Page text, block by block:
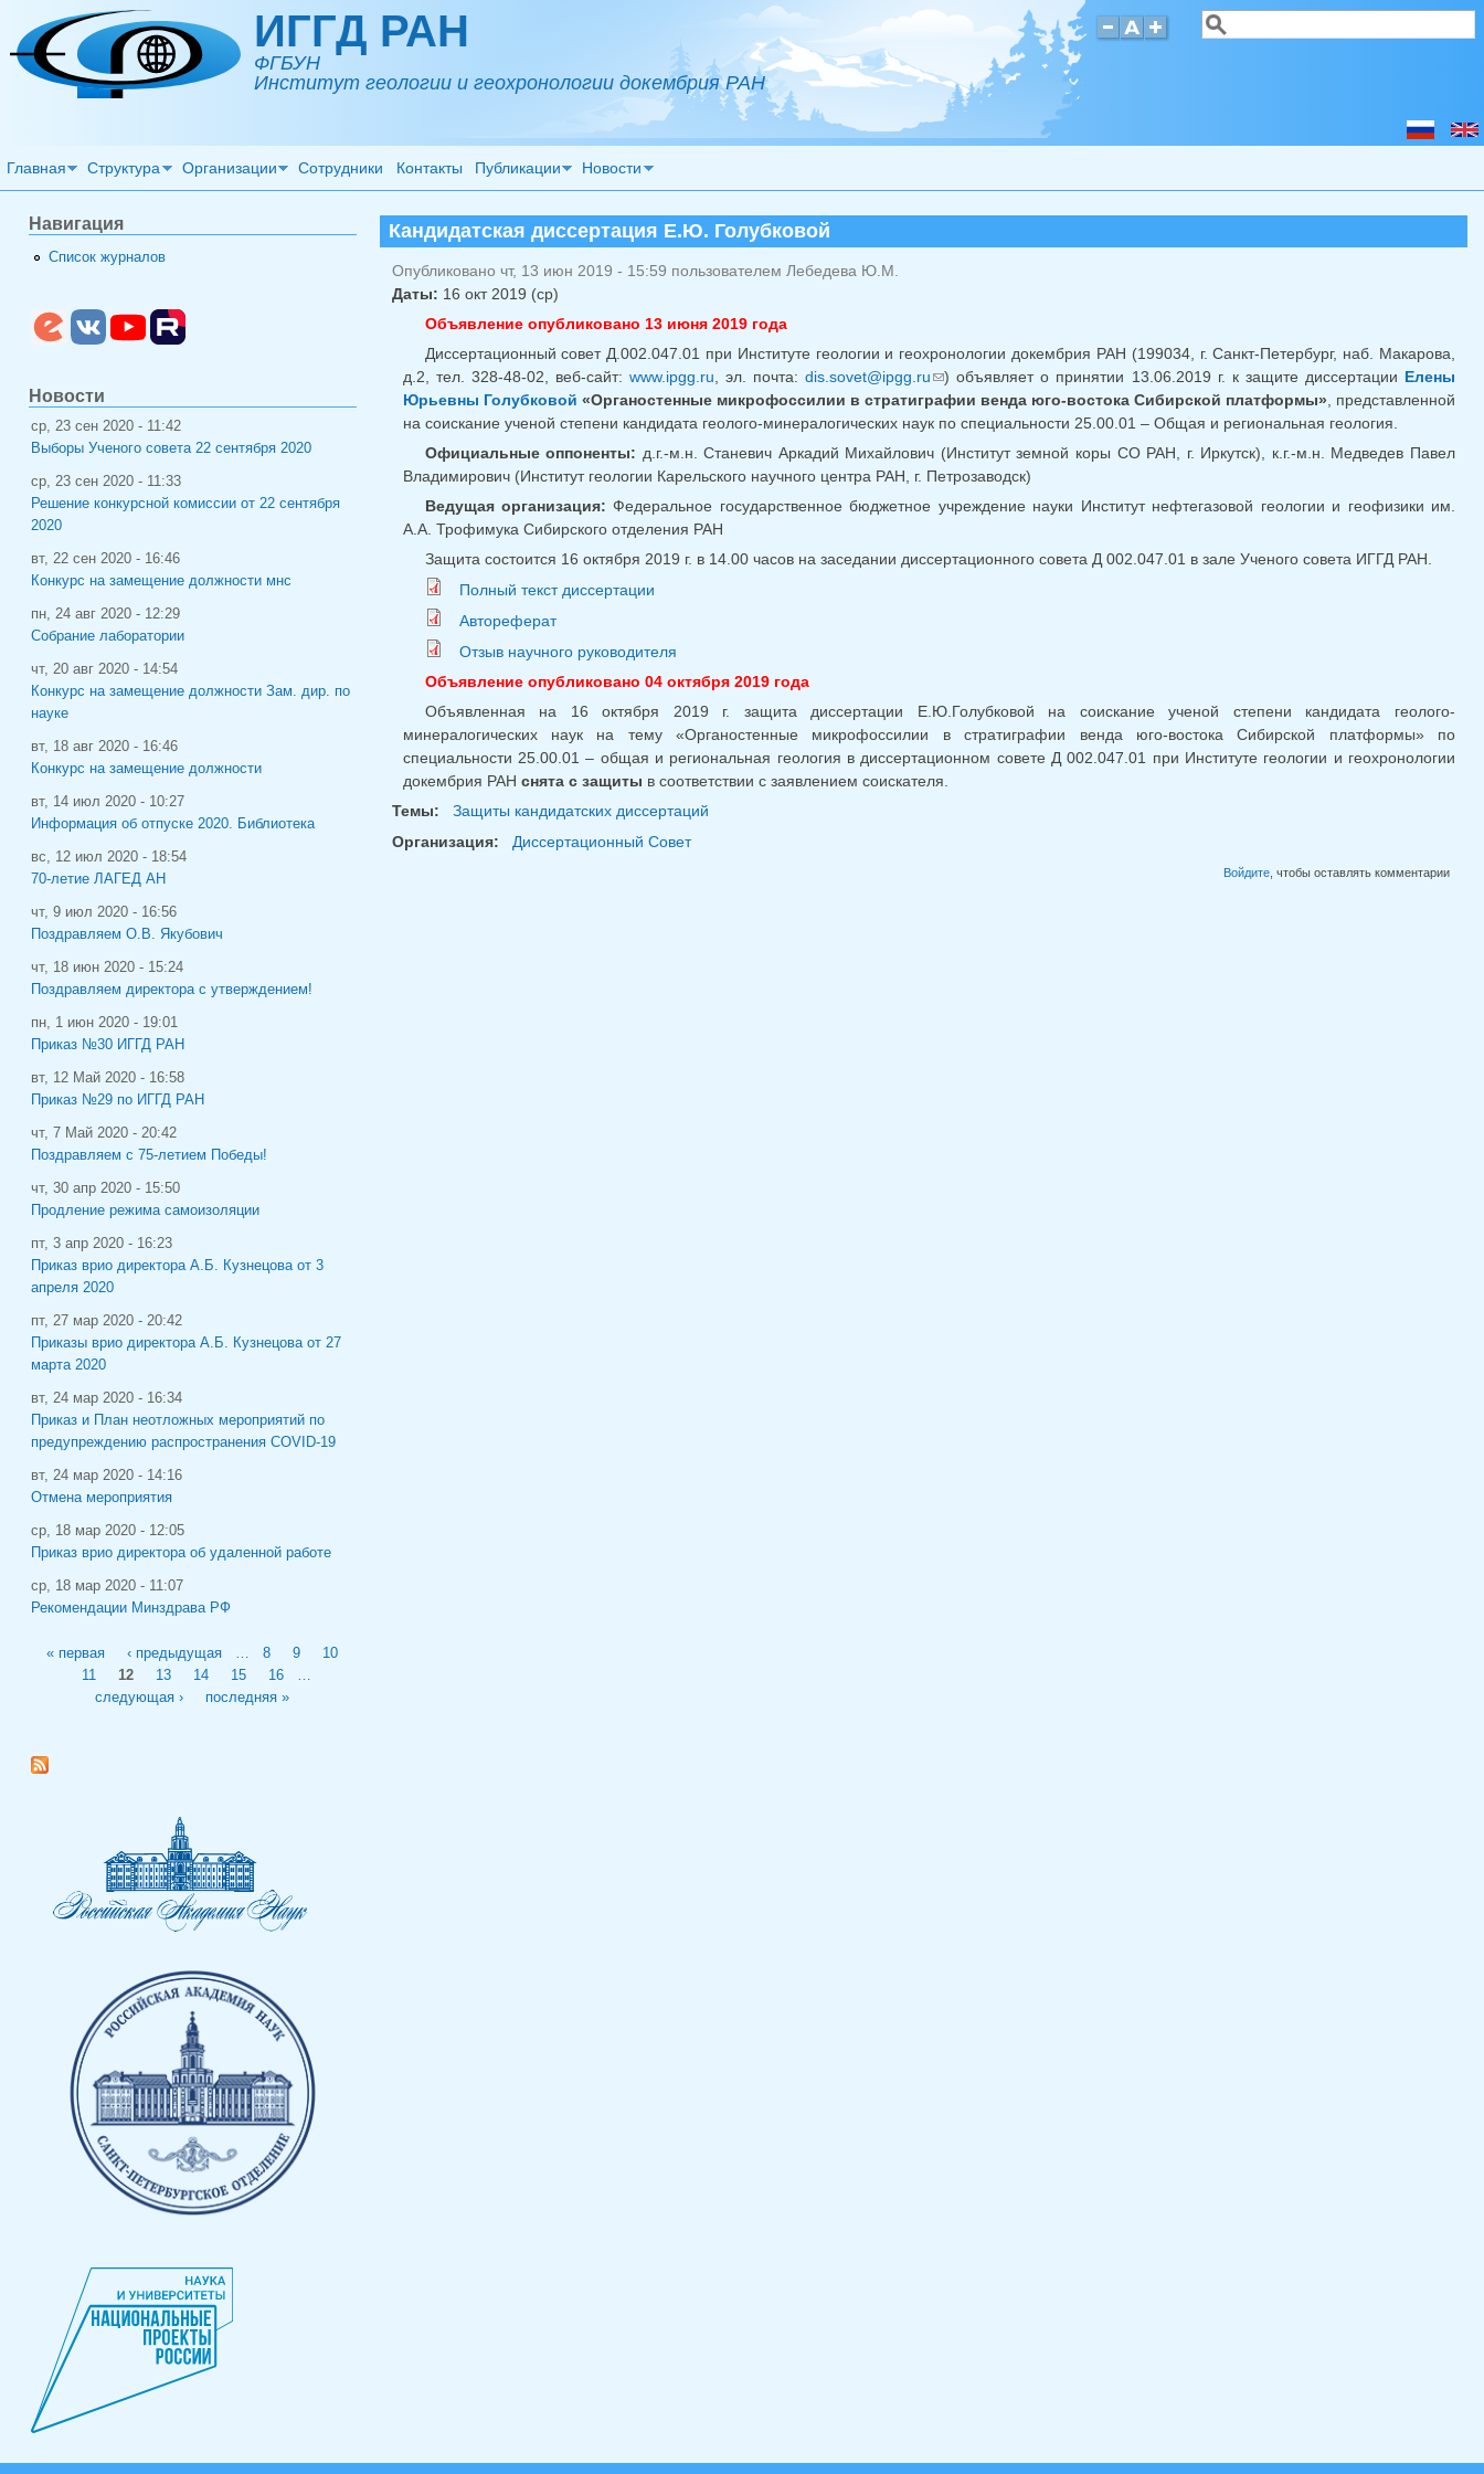
Перейти к основному содержанию ИГГД РАН
ФГБУН
Институт геологии и геохронологии докембрия РАН
Форма поиска
Поиск
Главная Структура Организации Сотрудники Контакты Публикации Новости
Кандидатская диссертация Е.Ю. Голубковой
Опубликовано чт, 13 июн 2019 - 15:59 пользователем Лебедева Ю.М.
Даты: 16 окт 2019 (ср)
Объявление опубликовано 13 июня 2019 года
Диссертационный совет Д.002.047.01 при Институте геологии и геохронологии докембрия РАН (199034, г. Санкт-Петербург, наб. Макарова,
д.2, тел. 328-48-02, веб-сайт: www.ipgg.ru, эл. почта:dis.sovet@ipgg.ru (ссылка для отправки email)
) объявляет о принятии 13.06.2019 г. к защите диссертации Елены
Юрьевны Голубковой «Органостенные микрофоссилии в стратиграфии венда юго-востока Сибирской платформы», представленной
на соискание ученой степени кандидата геолого-минералогических наук по специальности 25.00.01 – Общая и региональная геология.
Официальные оппоненты: д.г.-м.н. Станевич Аркадий Михайлович (Институт земной коры СО РАН, г. Иркутск), к.г.-м.н. Медведев Павел
Владимирович (Институт геологии Карельского научного центра РАН, г. Петрозаводск)
Ведущая организация:Федеральное государственное бюджетное учреждение науки Институт нефтегазовой геологии и геофизики им.
А.А. Трофимука Сибирского отделения РАН
Защита состоится 16 октября 2019 г. в 14.00 часов на заседании диссертационного совета Д 002.047.01 в зале Ученого совета ИГГД РАН.
Полный текст диссертации
Автореферат
Отзыв научного руководителя
Объявление опубликовано 04 октября 2019 года
Объявленная на 16 октября 2019 г. защита диссертации Е.Ю.Голубковой на соискание ученой степени кандидата геолого-
минералогических наук на тему «Органостенные микрофоссилии в стратиграфии венда юго-востока Сибирской платформы» по
специальности 25.00.01 – общая и региональная геология в диссертационном совете Д 002.047.01 при Институте геологии и геохронологии
докембрия РАН снята с защиты в соответствии с заявлением соискателя.
Темы:
Защиты кандидатских диссертаций
Организация:
Диссертационный Совет
Войдите, чтобы оставлять комментарии
Навигация
Список журналов
Новости
ср, 23 сен 2020 - 11:42
Выборы Ученого совета 22 сентября 2020
ср, 23 сен 2020 - 11:33
Решение конкурсной комиссии от 22 сентября
2020
вт, 22 сен 2020 - 16:46
Конкурс на замещение должности мнс
пн, 24 авг 2020 - 12:29
Собрание лаборатории
чт, 20 авг 2020 - 14:54
Конкурс на замещение должности Зам. дир. по
науке
вт, 18 авг 2020 - 16:46
Конкурс на замещение должности
вт, 14 июл 2020 - 10:27
Информация об отпуске 2020. Библиотека
вс, 12 июл 2020 - 18:54
70-летие ЛАГЕД АН
чт, 9 июл 2020 - 16:56
Поздравляем О.В. Якубович
чт, 18 июн 2020 - 15:24
Поздравляем директора с утверждением!
пн, 1 июн 2020 - 19:01
Приказ №30 ИГГД РАН
вт, 12 Май 2020 - 16:58
Приказ №29 по ИГГД РАН
чт, 7 Май 2020 - 20:42
Поздравляем с 75-летием Победы!
чт, 30 апр 2020 - 15:50
Продление режима самоизоляции
пт, 3 апр 2020 - 16:23
Приказ врио директора А.Б. Кузнецова от 3
апреля 2020
пт, 27 мар 2020 - 20:42
Приказы врио директора А.Б. Кузнецова от 27
марта 2020
вт, 24 мар 2020 - 16:34
Приказ и План неотложных мероприятий по
предупреждению распространения COVID-19
вт, 24 мар 2020 - 14:16
Отмена мероприятия
ср, 18 мар 2020 - 12:05
Приказ врио директора об удаленной работе
ср, 18 мар 2020 - 11:07
Рекомендации Минздрава РФ
« первая ‹ предыдущая 8 9
10
11
12 13 14 15 16
следующая ›
последняя »